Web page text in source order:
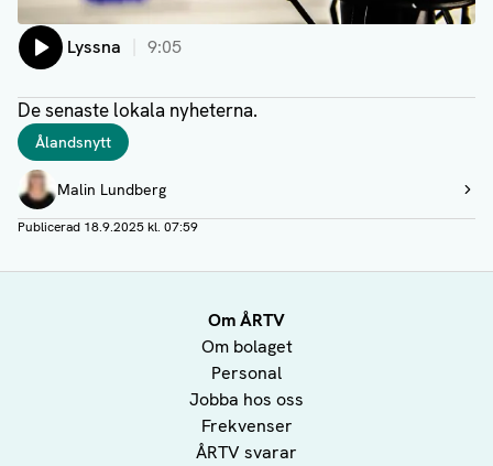
Lyssna 9:05
De senaste lokala nyheterna.
Taggar
Ålandsnytt
Författare
Malin Lundberg
Visa profil
Publicerad 18.9.2025 kl. 07:59
Om ÅRTV
Om bolaget
Personal
Jobba hos oss
Frekvenser
ÅRTV svarar